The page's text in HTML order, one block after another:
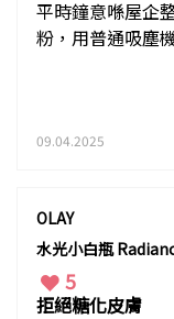
平時鐘意喺屋企
粉，用普通吸塵
09.04.2025
OLAY
水光小白瓶
5
拒絕糖化皮膚